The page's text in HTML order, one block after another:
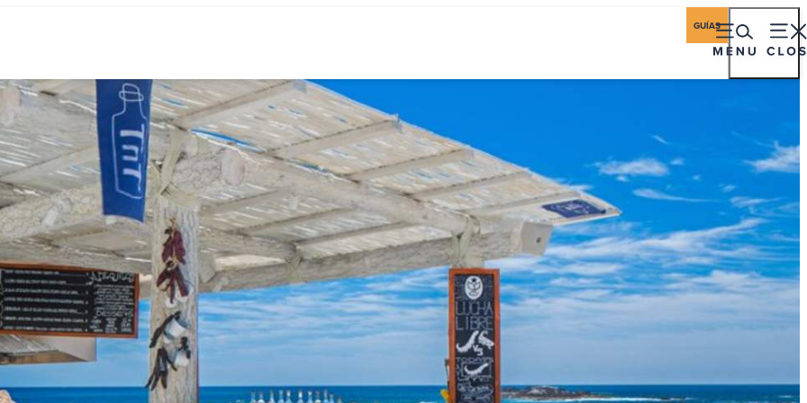
GUÍAS
Explore
Avistamiento De Ballenas
Gastronomía
Planea
Metaverso
Golf